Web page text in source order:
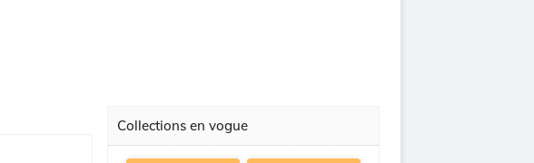
Collections en vogue